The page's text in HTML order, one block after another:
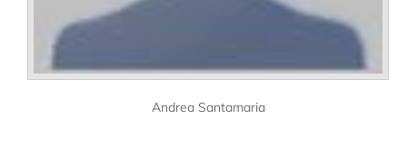
Andrea Santamaria